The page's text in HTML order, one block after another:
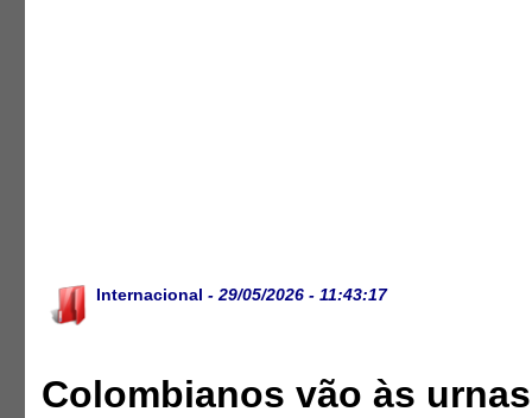
Internacional - 29/05/2026 - 11:43:17
Colombianos vão às urnas